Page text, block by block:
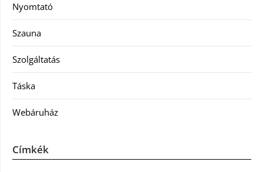
Nyomtató
Szauna
Szolgáltatás
Táska
Webáruház
Címkék